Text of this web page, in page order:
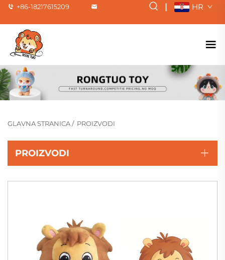
+86-18217615209 | HR
GLAVNA STRANICA/ PROIZVODI
PROIZVODI